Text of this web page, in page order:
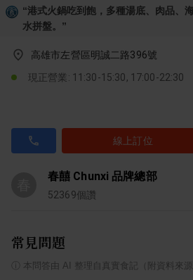
“港式火鍋吃到飽，多種湯底、肉品、
水拼盤。 ”
高雄市左營區明誠二路396號
現正營業: 11:30-15:30, 17:00-22:30
線上訂位
春囍 Chunxi 品牌總部
52369個讚
常見問題
本問答由 AI 整理自真實食記（附資料來源